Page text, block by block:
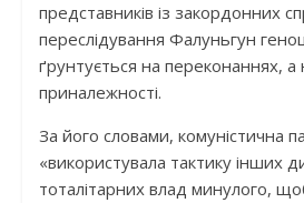
представників із закордонних
переслідування Фалуньгун
ґрунтується на переконаннях, а
приналежності.
За його словами, комуністична
«використувала тактику інших
тоталітарних влад минулого,